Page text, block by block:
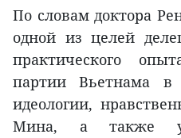
По словам доктора
одной из целей
практического
партии Вьетнама в
идеологии,
Мина, а также